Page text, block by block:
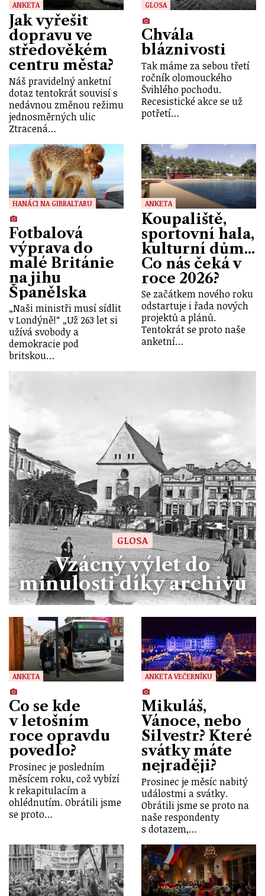
ANKETA
Jak vyřešit
dopravu ve
středověkém
centru města?
Náš pravidelný anketní
dotaz tentokrát souvisí s
nedávnou změnou režimu
jednosměrných ulic
Ztracená…
GLOSA
Chvála
bláznivosti
Tak máme za sebou třetí
ročník olomouckého
Švihlého pochodu.
Recesistické akce se už
potřetí…
HANÁCI NA GIBRALTARU
Fotbalová
výprava do
malé Británie
na jihu
Španělska
„Naši ministři musí sídlit
v Londýně!“ „Už 263 let si
užívá svobody a
demokracie pod
britskou…
ANKETA
Koupaliště,
sportovní hala,
kulturní dům...
Co nás čeká v
roce 2026?
Se začátkem nového roku
odstartuje i řada nových
projektů a plánů.
Tentokrát se proto naše
anketní…
GLOSA
Vzácný výlet do
minulosti díky archivu
ANKETA
Co se kde
v letošním
roce opravdu
povedlo?
Prosinec je posledním
měsícem roku, což vybízí
k rekapitulacím a
ohlédnutím. Obrátili jsme
se proto…
ANKETA VEČERNÍKU
Mikuláš,
Vánoce, nebo
Silvestr? Které
svátky máte
nejraději?
Prosinec je měsíc nabitý
událostmi a svátky.
Obrátili jsme se proto na
naše respondenty
s dotazem,…